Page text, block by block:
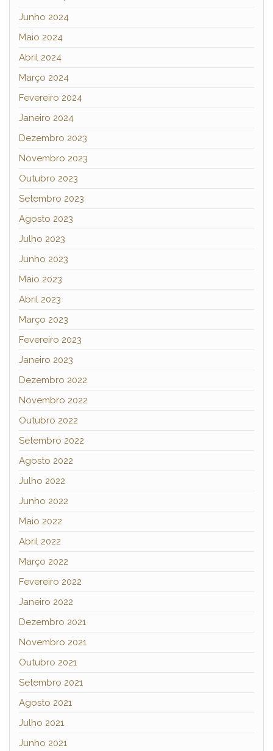
Junho 2024
Maio 2024
Abril 2024
Março 2024
Fevereiro 2024
Janeiro 2024
Dezembro 2023
Novembro 2023
Outubro 2023
Setembro 2023
Agosto 2023
Julho 2023
Junho 2023
Maio 2023
Abril 2023
Março 2023
Fevereiro 2023
Janeiro 2023
Dezembro 2022
Novembro 2022
Outubro 2022
Setembro 2022
Agosto 2022
Julho 2022
Junho 2022
Maio 2022
Abril 2022
Março 2022
Fevereiro 2022
Janeiro 2022
Dezembro 2021
Novembro 2021
Outubro 2021
Setembro 2021
Agosto 2021
Julho 2021
Junho 2021